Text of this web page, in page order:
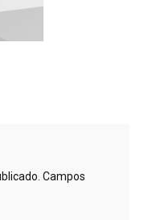
Campos